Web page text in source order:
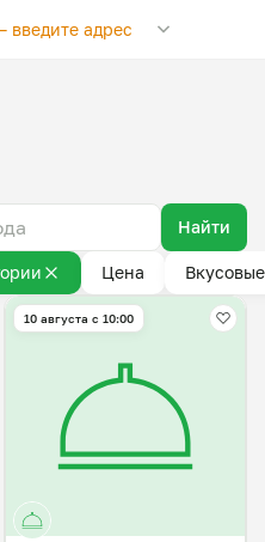
введите адрес
Найти
Цена
10 августа с 10:00